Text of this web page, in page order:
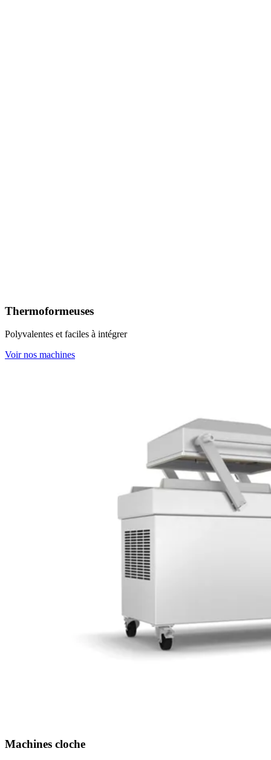
Thermoformeuses
Polyvalentes et faciles à intégrer
Voir nos machines
Machines cloche